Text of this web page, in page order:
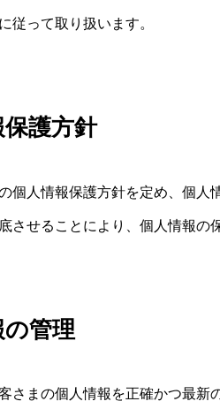
従って取り扱います。
護方針
個人情報保護方針を定め、個人
させることにより、個人情報の
管理
さまの個人情報を正確かつ最新